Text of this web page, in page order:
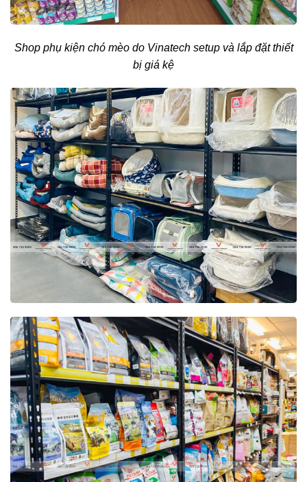
Shop phụ kiện chó mèo do Vinatech setup và lắp đặt thiết
bị giá kệ